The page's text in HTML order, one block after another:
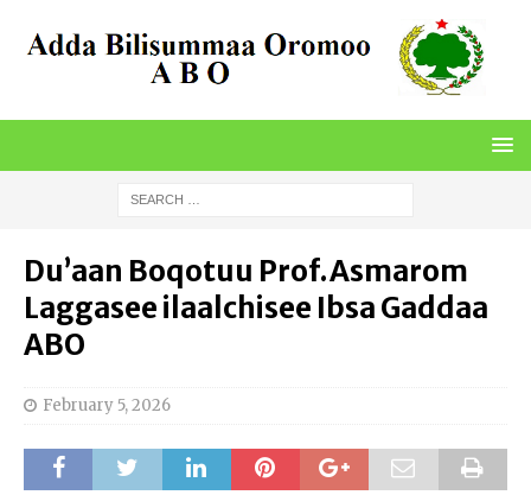
Du’aan Boqotuu Prof.Asmarom
Laggasee ilaalchisee Ibsa Gaddaa
ABO
February 5, 2026